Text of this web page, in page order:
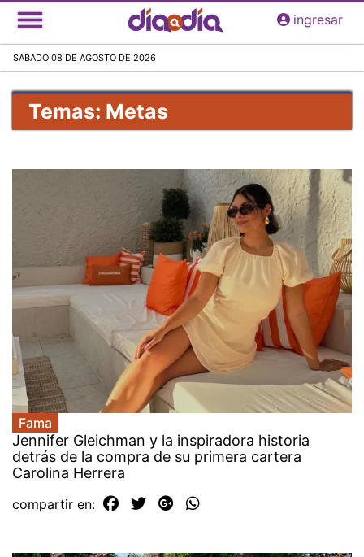
Pasar
al
principal
ingresar
SABADO 08 DE AGOSTO DE 2026
Temas: Metas
Fama
Jennifer Gleichman y la inspiradora historia
detrás de la compra de su primera cartera
Carolina Herrera
compartir en: